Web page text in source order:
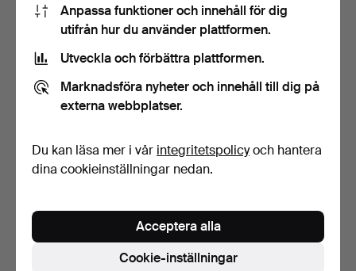
CYKEL,
LANDSVÄGSCYKEL,
25 bud
433 USD
CYKEL, DAMMODELL,
CRESCENT, 28".
27 bud
254 USD
Anpassa funktioner och innehåll för dig
utifrån hur du använder plattformen.
Utveckla och förbättra plattformen.
Marknadsföra nyheter och innehåll till dig på
externa webbplatser.
Du kan läsa mer i vår integritetspolicyoch hantera
dina cookieinställningar nedan.
Cookie-inställningar
Acceptera alla